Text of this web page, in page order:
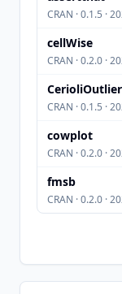
CRAN · 0.1.5 ·
cellWise
CRAN · 0.2.0 ·
CRAN · 0.1.5 ·
cowplot
CRAN · 0.2.0 ·
fmsb
CRAN · 0.2.0 ·